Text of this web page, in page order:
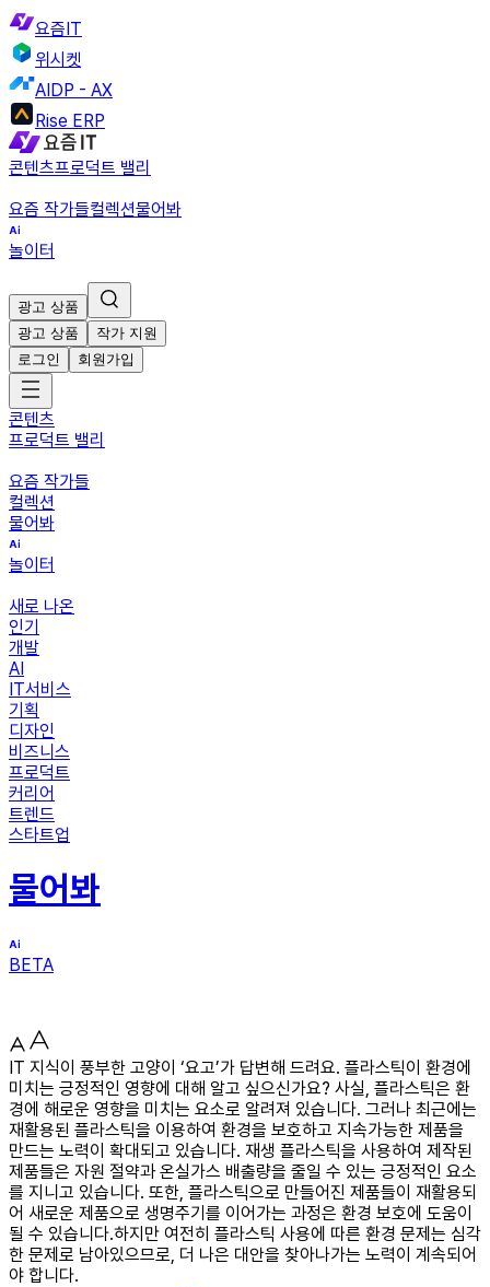
요즘IT
위시켓
AIDP - AX
Rise ERP
콘텐츠프로덕트 밸리
요즘 작가들컬렉션물어봐
놀이터
광고 상품
광고 상품
작가 지원
로그인
회원가입
콘텐츠
프로덕트 밸리
요즘 작가들
컬렉션
물어봐
놀이터
새로 나온
인기
개발
AI
IT서비스
기획
디자인
비즈니스
프로덕트
커리어
트렌드
스타트업
물어봐
BETA
IT 지식이 풍부한 고양이 ‘요고’가 답변해 드려요. 플라스틱이 환경에
미치는 긍정적인 영향에 대해 알고 싶으신가요? 사실, 플라스틱은 환
경에 해로운 영향을 미치는 요소로 알려져 있습니다. 그러나 최근에는
재활용된 플라스틱을 이용하여 환경을 보호하고 지속가능한 제품을
만드는 노력이 확대되고 있습니다. 재생 플라스틱을 사용하여 제작된
제품들은 자원 절약과 온실가스 배출량을 줄일 수 있는 긍정적인 요소
를 지니고 있습니다. 또한, 플라스틱으로 만들어진 제품들이 재활용되
어 새로운 제품으로 생명주기를 이어가는 과정은 환경 보호에 도움이
될 수 있습니다.하지만 여전히 플라스틱 사용에 따른 환경 문제는 심각
한 문제로 남아있으므로, 더 나은 대안을 찾아나가는 노력이 계속되어
야 합니다.